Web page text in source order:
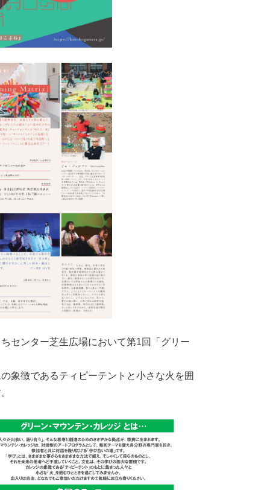
センター芝生広場において第1回「グリー
象徴であるティピーテントと小さな火を囲